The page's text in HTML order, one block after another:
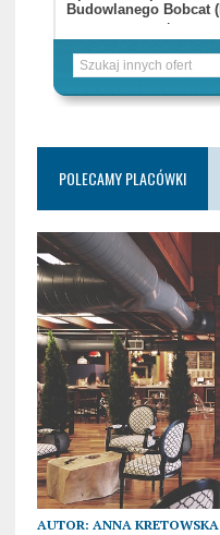
POLECAMY PLACÓWKI
AUTOR: ANNA KRETOWSKA